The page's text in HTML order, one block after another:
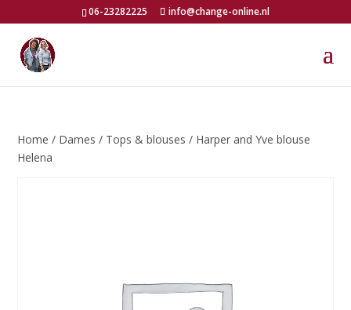
06-23282225 info@change-online.nl
Home / Dames / Tops & blouses / Harper and Yve blouse
Helena